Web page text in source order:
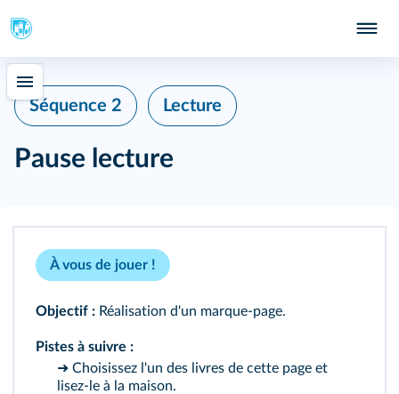
Séquence 2 Lecture
Pause lecture
À vous de jouer !
Objectif : Réalisation d'un marque‑page.
Pistes à suivre :
➜ Choisissez l'un des livres de cette page et
lisez‑le à la maison.